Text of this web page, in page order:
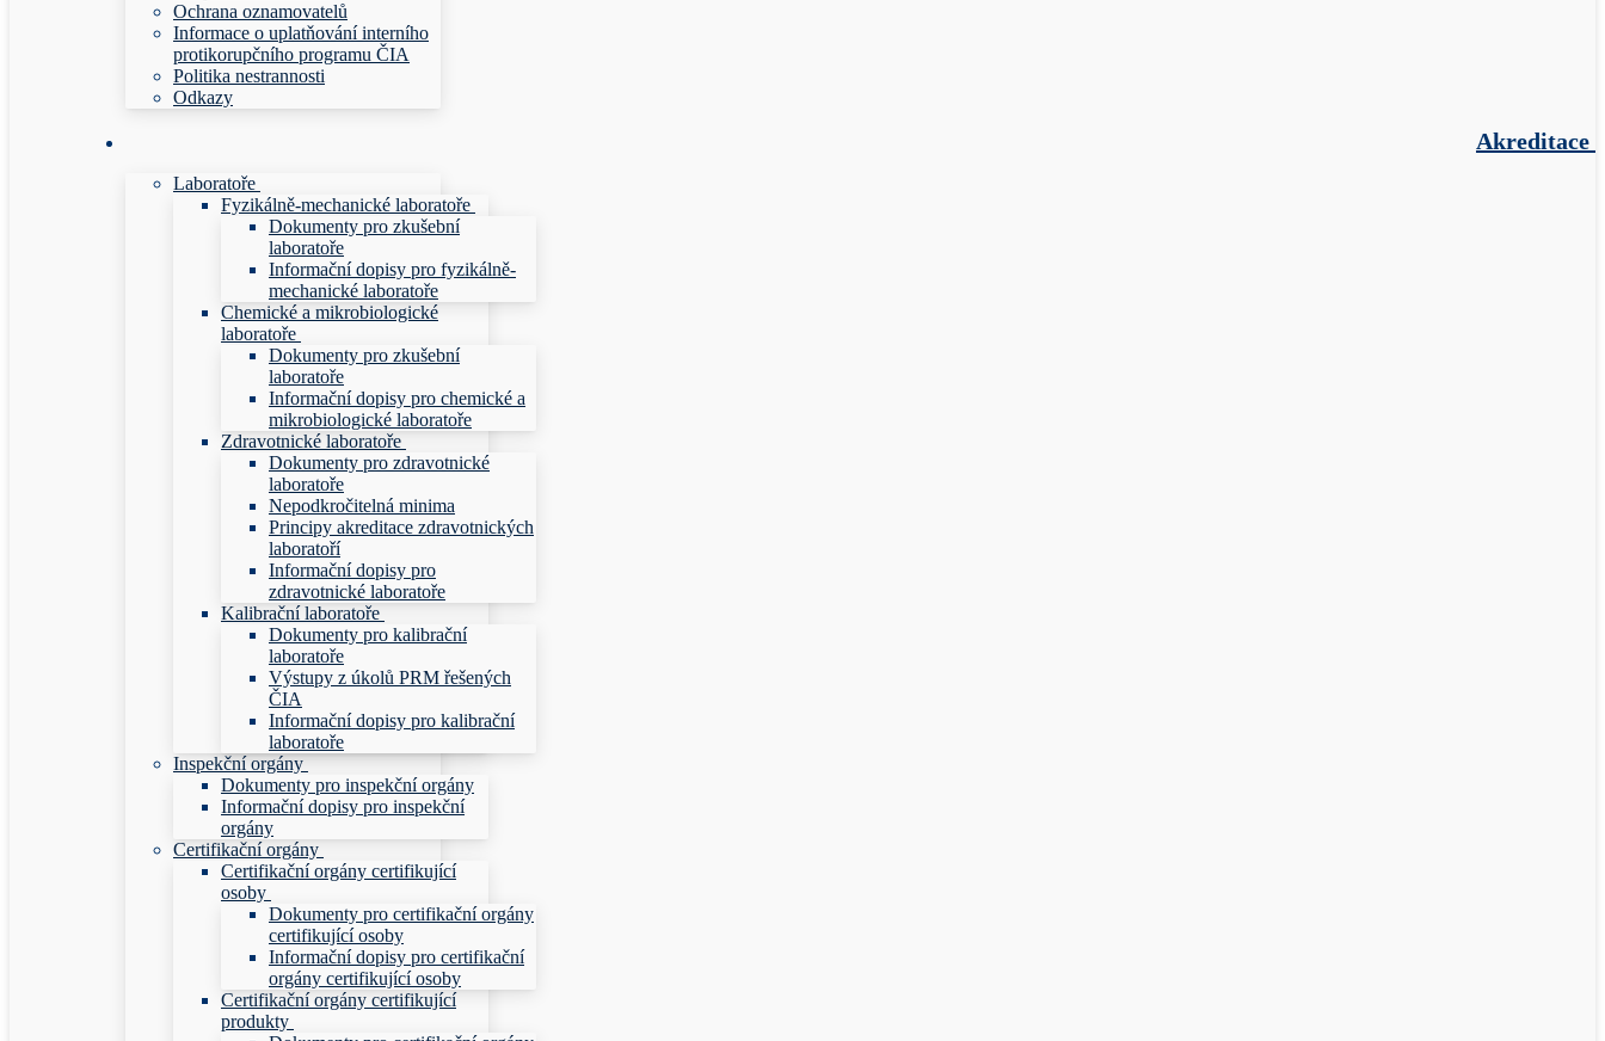
Ochrana oznamovatelů
Informace o uplatňování interního
protikorupčního programu ČIA
Politika nestrannosti
Odkazy
Akreditace
Laboratoře
Fyzikálně-mechanické laboratoře
Dokumenty pro zkušební
laboratoře
Informační dopisy pro fyzikálně-
mechanické laboratoře
Chemické a mikrobiologické
laboratoře
Dokumenty pro zkušební
laboratoře
Informační dopisy pro chemické a
mikrobiologické laboratoře
Zdravotnické laboratoře
Dokumenty pro zdravotnické
laboratoře
Nepodkročitelná minima
Principy akreditace zdravotnických
laboratoří
Informační dopisy pro
zdravotnické laboratoře
Kalibrační laboratoře
Dokumenty pro kalibrační
laboratoře
Výstupy z úkolů PRM řešených
ČIA
Informační dopisy pro kalibrační
laboratoře
Inspekční orgány
Dokumenty pro inspekční orgány
Informační dopisy pro inspekční
orgány
Certifikační orgány
Certifikační orgány certifikující
osoby
Dokumenty pro certifikační orgány
certifikující osoby
Informační dopisy pro certifikační
orgány certifikující osoby
Certifikační orgány certifikující
produkty